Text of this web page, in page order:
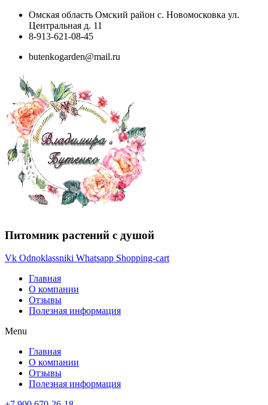
Перейти
содержимому
Омская область Омский район с. Новомосковка ул.
Центральная д. 11
8-913-621-08-45
butenkogarden@mail.ru
Питомник растений с душой
Vk Odnoklassniki Whatsapp Shopping-cart
Главная
О компании
Отзывы
Полезная информация
Menu
Главная
О компании
Отзывы
Полезная информация